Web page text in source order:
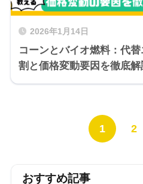
2026年1月14日
コーンとバイオ燃料：代
割と価格変動要因を徹底解
1 2
おすすめ記事